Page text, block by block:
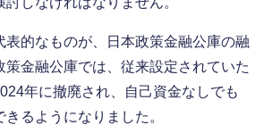
表的なものが、日本政策金融公庫の融
策金融公庫では、従来設定されていた
年に撤廃され、自己資金なしでも
るようになりました。